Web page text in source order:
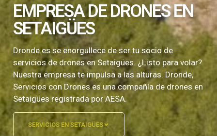
EMPRESA DE DRONES EN
SETAIGÜES
Dronde.es se enorgullece de ser tu socio de
servicios de drones en Setaigües. ¿Listo para volar?
Nuestra empresa te impulsa a las alturas. Dronde,
Servicios con Drones es una compañía de drones en
Setaigües registrada por AESA.
SERVICIOS EN SETAIGÜES